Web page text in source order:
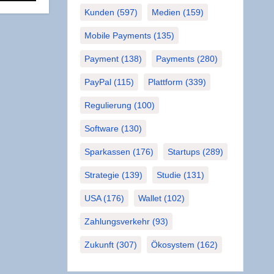
Kunden (597) Medien (159)
Mobile Payments(135)
Payment(138) Payments(280)
PayPal(115) Plattform (339)
Regulierung (100)
Software(130)
Sparkassen (176) Startups(289)
Strategie(139) Studie(131)
USA(176) Wallet(102)
Zahlungsverkehr(93)
Zukunft(307) Ökosystem (162)